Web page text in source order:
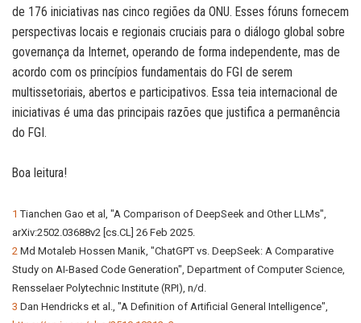
de 176 iniciativas nas cinco regiões da ONU. Esses fóruns fornecem
perspectivas locais e regionais cruciais para o diálogo global sobre
governança da Internet, operando de forma independente, mas de
acordo com os princípios fundamentais do FGI de serem
multissetoriais, abertos e participativos. Essa teia internacional de
iniciativas é uma das principais razões que justifica a permanência
do FGI.
Boa leitura!
1 Tianchen Gao et al, "A Comparison of DeepSeek and Other LLMs",
arXiv:2502.03688v2 [cs.CL] 26 Feb 2025.
2 Md Motaleb Hossen Manik, "ChatGPT vs. DeepSeek: A Comparative
Study on AI-Based Code Generation", Department of Computer Science,
Rensselaer Polytechnic Institute (RPI), n/d.
3 Dan Hendricks et al., "A Definition of Artificial General Intelligence",